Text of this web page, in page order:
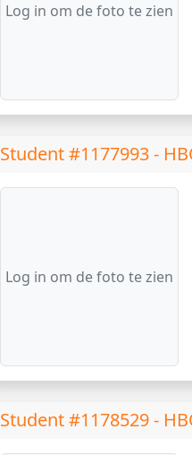
Log in om de foto te zien
Student #1177993 -
Log in om de foto te zien
Student #1178529 -